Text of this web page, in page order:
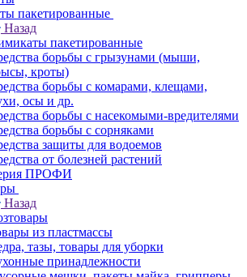
пакетированные
Назад
пакетированные
борьбы с грызунами (мыши,
кроты)
борьбы с комарами, клещами,
осы и др.
борьбы с насекомыми-вредителями
борьбы с сорняками
защиты для водоемов
от болезней растений
ПРОФИ
Назад
из пластмассы
тазы, товары для уборки
принадлежности